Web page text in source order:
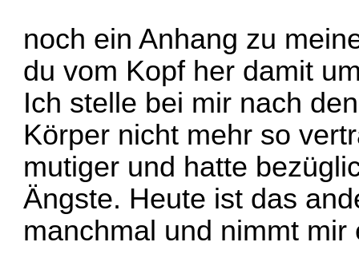
noch ein Anhang zu
du vom Kopf her damit
Ich stelle bei mir nach
Körper nicht mehr so
mutiger und hatte
Ängste. Heute ist das
manchmal und nimmt